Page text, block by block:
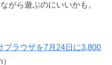
がら遊ぶのにいいかも。
ブラウザを7月24日に3,800